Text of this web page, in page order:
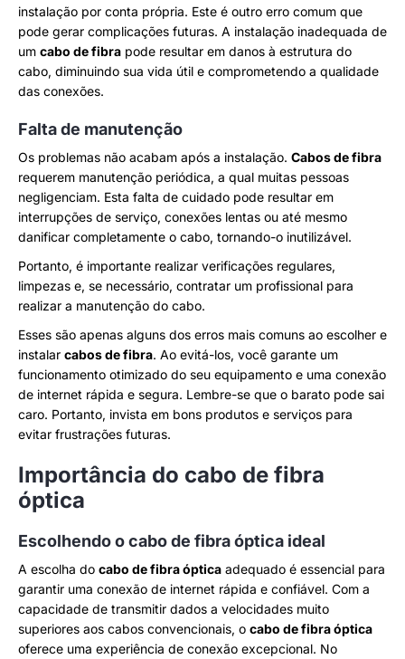
instalação por conta própria. Este é outro erro comum que
pode gerar complicações futuras. A instalação inadequada de
um cabo de fibra pode resultar em danos à estrutura do
cabo, diminuindo sua vida útil e comprometendo a qualidade
das conexões.
Falta de manutenção
Os problemas não acabam após a instalação. Cabos de fibra
requerem manutenção periódica, a qual muitas pessoas
negligenciam. Esta falta de cuidado pode resultar em
interrupções de serviço, conexões lentas ou até mesmo
danificar completamente o cabo, tornando-o inutilizável.
Portanto, é importante realizar verificações regulares,
limpezas e, se necessário, contratar um profissional para
realizar a manutenção do cabo.
Esses são apenas alguns dos erros mais comuns ao escolher e
instalar cabos de fibra. Ao evitá-los, você garante um
funcionamento otimizado do seu equipamento e uma conexão
de internet rápida e segura. Lembre-se que o barato pode sai
caro. Portanto, invista em bons produtos e serviços para
evitar frustrações futuras.
Importância do cabo de fibra
óptica
Escolhendo o cabo de fibra óptica ideal
A escolha do cabo de fibra óptica adequado é essencial para
garantir uma conexão de internet rápida e confiável. Com a
capacidade de transmitir dados a velocidades muito
superiores aos cabos convencionais, o cabo de fibra óptica
oferece uma experiência de conexão excepcional. No